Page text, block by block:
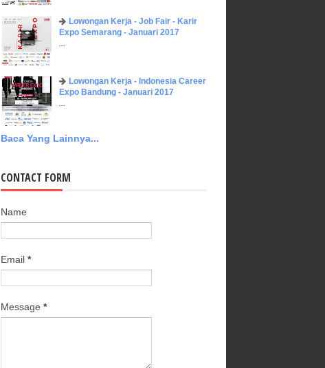
Lowongan Kerja - Job Fair - Karir
Expo Semarang - Januari 2017
...
Lowongan Kerja - Indonesia Career
Expo Bandung - Januari 2017
...
Baca Yang Lainnya...
CONTACT FORM
Name
Email *
Message *